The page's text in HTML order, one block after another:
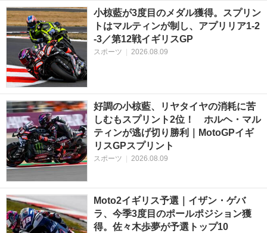
小椋藍が3度目のメダル獲得。スプリン
トはマルティンが制し、アプリリア1-2
-3／第12戦イギリスGP
スポーツ | 2026.08.09
好調の小椋藍、リヤタイヤの消耗に苦
しむもスプリント2位！ ホルヘ・マル
ティンが逃げ切り勝利｜MotoGPイギ
リスGPスプリント
スポーツ 2026.08.09
Moto2イギリス予選｜イザン・ゲバ
ラ、今季3度目のポールポジション獲
得。佐々木歩夢が予選トップ10